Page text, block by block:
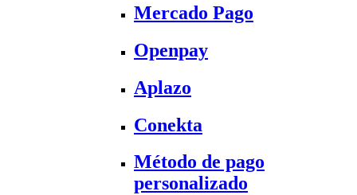
Mercado Pago
Openpay
Aplazo
Conekta
Método de pago
personalizado